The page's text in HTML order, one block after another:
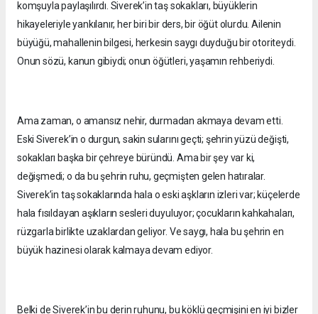
komşuyla paylaşılırdı. Siverek’in taş sokakları, büyüklerin
hikayeleriyle yankılanır, her biri bir ders, bir öğüt olurdu. Ailenin
büyüğü, mahallenin bilgesi, herkesin saygı duyduğu bir otoriteydi.
Onun sözü, kanun gibiydi; onun öğütleri, yaşamın rehberiydi.
Ama zaman, o amansız nehir, durmadan akmaya devam etti.
Eski Siverek’in o durgun, sakin sularını geçti; şehrin yüzü değişti,
sokakları başka bir çehreye büründü. Ama bir şey var ki,
değişmedi; o da bu şehrin ruhu, geçmişten gelen hatıralar.
Siverek’in taş sokaklarında hala o eski aşkların izleri var; küçelerde
hala fısıldayan aşıkların sesleri duyuluyor; çocukların kahkahaları,
rüzgarla birlikte uzaklardan geliyor. Ve saygı, hala bu şehrin en
büyük hazinesi olarak kalmaya devam ediyor.
Belki de Siverek’in bu derin ruhunu, bu köklü geçmişini en iyi bizler